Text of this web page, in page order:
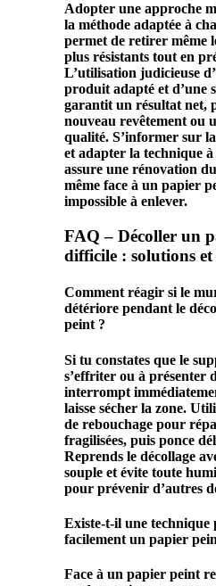
Adopter une approche
la méthode adaptée à
permet de retirer même
plus résistants tout en
L’utilisation judicieuse
produitadapté et d’une
garantit un résultat net,
nouveau revêtementou
qualité. S’informer sur
et adapter la technique
assure une rénovation
même face à un papier
impossible à enlever.
FAQ – Décoller un
difficile : solutions et
Comment réagir si le
détériore pendant le
peint ?
Si tu constates que le
s’effriter ou à présenter
interrompt
laisse sécher la zone.
de rebouchage pour
fragilisées, puis ponce
Reprends le décollage
souple et évite toute
pour prévenir d’autres
Existe-t-il une technique
facilement un papier
Face à un papier peint